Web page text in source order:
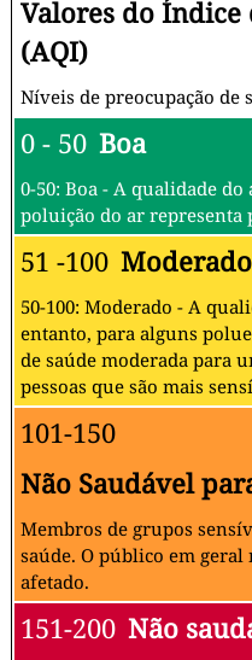
Valores do
(AQI)
Níveis de preocupação de
0 - 50 Boa
0-50: Boa - A qualidade
poluição do ar
51 -100 Moderado
50-100: Moderado - A
entanto, para alguns
de saúde moderada para
pessoas que são mais
101-150
Não Saudável
Membros de grupos
saúde. O público em geral
afetado.
151-200 Não